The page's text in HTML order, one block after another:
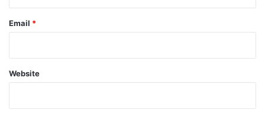
Email *
Website